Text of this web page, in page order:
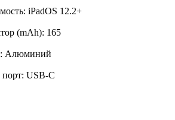
iPadOS 12.2+
(mAh): 165
Алюминий
USB-C